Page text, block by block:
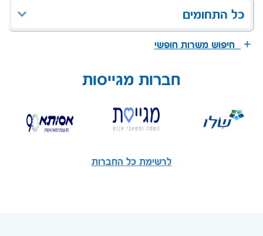
כל התחומים
חיפוש משרות חופשי
חברות מגייסות
לרשימת כל החברות